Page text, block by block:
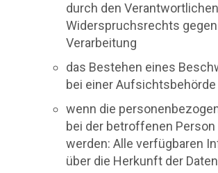
durch den
Widerspruchsrechts
Verarbeitung
das Bestehen eines
bei einer Aufsichtsbehörde
wenn die
bei der betroffenen Person
werden: Alle verfügbaren
über die Herkunft der Daten